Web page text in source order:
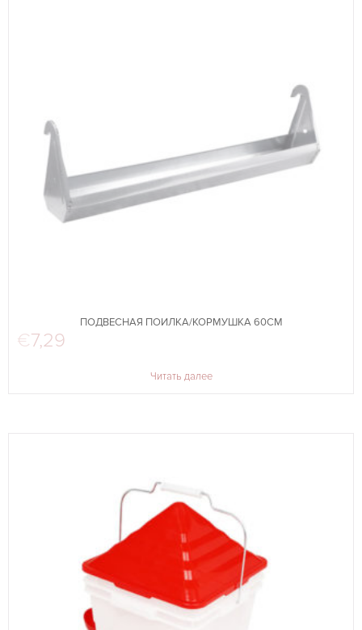
ПОДВЕСНАЯ ПОИЛКА/КОРМУШКА 60СМ
€7,29
Читать далее